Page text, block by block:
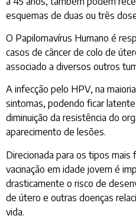
esquemas de duas ou três
O Papilomavírus Humano é
casos de câncer de colo de
associado a diversos outros
A infecção pelo HPV, na
sintomas, podendo ficar
diminuição da resistência do
aparecimento de lesões.
Direcionada para os tipos mais
vacinação em idade jovem é
drasticamente o risco de
de útero e outras doenças
vida.